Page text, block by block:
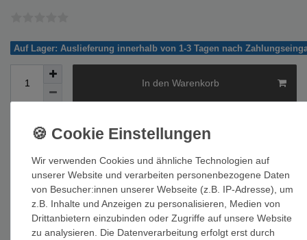
Auf Lager: Auslieferung innerhalb von 1-3 Tagen nach
In den Warenkorb
Wunschliste
Wir verwenden Cookies und ähnliche Technologien auf
unserer Website und verarbeiten personenbezogene Daten
von Besucher:innen unserer Webseite (z.B. IP-Adresse), um
z.B. Inhalte und Anzeigen zu personalisieren, Medien von
Drittanbietern einzubinden oder Zugriffe auf unsere Website
zu analysieren. Die Datenverarbeitung erfolgt erst durch